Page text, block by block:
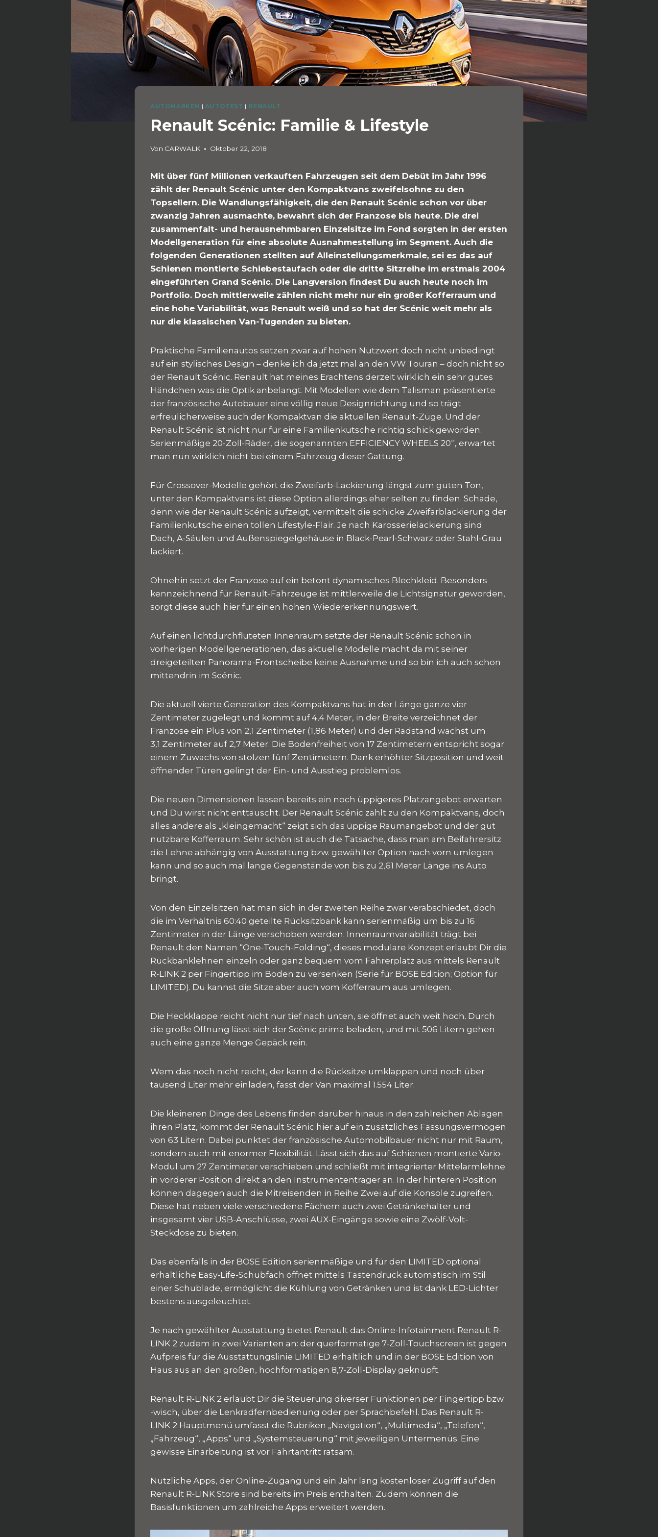
AUTOMARKEN | AUTOTEST | RENAULT
Renault Scénic: Familie & Lifestyle
Von CARWALK Oktober 22, 2018
Mit über fünf Millionen verkauften Fahrzeugen seit dem Debüt im Jahr 1996
zählt der Renault Scénic unter den Kompaktvans zweifelsohne zu den
Topsellern. Die Wandlungsfähigkeit, die den Renault Scénic schon vor über
zwanzig Jahren ausmachte, bewahrt sich der Franzose bis heute. Die drei
zusammenfalt- und herausnehmbaren Einzelsitze im Fond sorgten in der ersten
Modellgeneration für eine absolute Ausnahmestellung im Segment. Auch die
folgenden Generationen stellten auf Alleinstellungsmerkmale, sei es das auf
Schienen montierte Schiebestaufach oder die dritte Sitzreihe im erstmals 2004
eingeführten Grand Scénic. Die Langversion findest Du auch heute noch im
Portfolio. Doch mittlerweile zählen nicht mehr nur ein großer Kofferraum und
eine hohe Variabilität, was Renault weiß und so hat der Scénic weit mehr als
nur die klassischen Van-Tugenden zu bieten.
Praktische Familienautos setzen zwar auf hohen Nutzwert doch nicht unbedingt
auf ein stylisches Design – denke ich da jetzt mal an den VW Touran – doch nicht so
der Renault Scénic. Renault hat meines Erachtens derzeit wirklich ein sehr gutes
Händchen was die Optik anbelangt. Mit Modellen wie dem Talisman präsentierte
der französische Autobauer eine völlig neue Designrichtung und so trägt
erfreulicherweise auch der Kompaktvan die aktuellen Renault-Züge. Und der
Renault Scénic ist nicht nur für eine Familienkutsche richtig schick geworden.
Serienmäßige 20-Zoll-Räder, die sogenannten EFFICIENCY WHEELS 20‘‘, erwartet
man nun wirklich nicht bei einem Fahrzeug dieser Gattung.
Für Crossover-Modelle gehört die Zweifarb-Lackierung längst zum guten Ton,
unter den Kompaktvans ist diese Option allerdings eher selten zu finden. Schade,
denn wie der Renault Scénic aufzeigt, vermittelt die schicke Zweifarblackierung der
Familienkutsche einen tollen Lifestyle-Flair. Je nach Karosserielackierung sind
Dach, A-Säulen und Außenspiegelgehäuse in Black-Pearl-Schwarz oder Stahl-Grau
lackiert.
Ohnehin setzt der Franzose auf ein betont dynamisches Blechkleid. Besonders
kennzeichnend für Renault-Fahrzeuge ist mittlerweile die Lichtsignatur geworden,
sorgt diese auch hier für einen hohen Wiedererkennungswert.
Auf einen lichtdurchfluteten Innenraum setzte der Renault Scénic schon in
vorherigen Modellgenerationen, das aktuelle Modelle macht da mit seiner
dreigeteilten Panorama-Frontscheibe keine Ausnahme und so bin ich auch schon
mittendrin im Scénic.
Die aktuell vierte Generation des Kompaktvans hat in der Länge ganze vier
Zentimeter zugelegt und kommt auf 4,4 Meter, in der Breite verzeichnet der
Franzose ein Plus von 2,1 Zentimeter (1,86 Meter) und der Radstand wächst um
3,1 Zentimeter auf 2,7 Meter. Die Bodenfreiheit von 17 Zentimetern entspricht sogar
einem Zuwachs von stolzen fünf Zentimetern. Dank erhöhter Sitzposition und weit
öffnender Türen gelingt der Ein- und Ausstieg problemlos.
Die neuen Dimensionen lassen bereits ein noch üppigeres Platzangebot erwarten
und Du wirst nicht enttäuscht. Der Renault Scénic zählt zu den Kompaktvans, doch
alles andere als „kleingemacht“ zeigt sich das üppige Raumangebot und der gut
nutzbare Kofferraum. Sehr schön ist auch die Tatsache, dass man am Beifahrersitz
die Lehne abhängig von Ausstattung bzw. gewählter Option nach vorn umlegen
kann und so auch mal lange Gegenstände von bis zu 2,61 Meter Länge ins Auto
bringt.
Von den Einzelsitzen hat man sich in der zweiten Reihe zwar verabschiedet, doch
die im Verhältnis 60:40 geteilte Rücksitzbank kann serienmäßig um bis zu 16
Zentimeter in der Länge verschoben werden. Innenraumvariabilität trägt bei
Renault den Namen “One-Touch-Folding“, dieses modulare Konzept erlaubt Dir die
Rückbanklehnen einzeln oder ganz bequem vom Fahrerplatz aus mittels Renault
R-LINK 2 per Fingertipp im Boden zu versenken (Serie für BOSE Edition; Option für
LIMITED). Du kannst die Sitze aber auch vom Kofferraum aus umlegen.
Die Heckklappe reicht nicht nur tief nach unten, sie öffnet auch weit hoch. Durch
die große Öffnung lässt sich der Scénic prima beladen, und mit 506 Litern gehen
auch eine ganze Menge Gepäck rein.
Wem das noch nicht reicht, der kann die Rücksitze umklappen und noch über
tausend Liter mehr einladen, fasst der Van maximal 1.554 Liter.
Die kleineren Dinge des Lebens finden darüber hinaus in den zahlreichen Ablagen
ihren Platz, kommt der Renault Scénic hier auf ein zusätzliches Fassungsvermögen
von 63 Litern. Dabei punktet der französische Automobilbauer nicht nur mit Raum,
sondern auch mit enormer Flexibilität. Lässt sich das auf Schienen montierte Vario-
Modul um 27 Zentimeter verschieben und schließt mit integrierter Mittelarmlehne
in vorderer Position direkt an den Instrumententräger an. In der hinteren Position
können dagegen auch die Mitreisenden in Reihe Zwei auf die Konsole zugreifen.
Diese hat neben viele verschiedene Fächern auch zwei Getränkehalter und
insgesamt vier USB-Anschlüsse, zwei AUX-Eingänge sowie eine Zwölf-Volt-
Steckdose zu bieten.
Das ebenfalls in der BOSE Edition serienmäßige und für den LIMITED optional
erhältliche Easy-Life-Schubfach öffnet mittels Tastendruck automatisch im Stil
einer Schublade, ermöglicht die Kühlung von Getränken und ist dank LED-Lichter
bestens ausgeleuchtet.
Je nach gewählter Ausstattung bietet Renault das Online-Infotainment Renault R-
LINK 2 zudem in zwei Varianten an: der querformatige 7-Zoll-Touchscreen ist gegen
Aufpreis für die Ausstattungslinie LIMITED erhältlich und in der BOSE Edition von
Haus aus an den großen, hochformatigen 8,7-Zoll-Display geknüpft.
Renault R-LINK 2 erlaubt Dir die Steuerung diverser Funktionen per Fingertipp bzw.
-wisch, über die Lenkradfernbedienung oder per Sprachbefehl. Das Renault R-
LINK 2 Hauptmenü umfasst die Rubriken „Navigation“, „Multimedia“, „Telefon“,
„Fahrzeug“, „Apps“ und „Systemsteuerung“ mit jeweiligen Untermenüs. Eine
gewisse Einarbeitung ist vor Fahrtantritt ratsam.
Nützliche Apps, der Online-Zugang und ein Jahr lang kostenloser Zugriff auf den
Renault R-LINK Store sind bereits im Preis enthalten. Zudem können die
Basisfunktionen um zahlreiche Apps erweitert werden.